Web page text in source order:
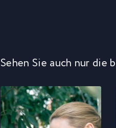
Sehen Sie auch nur die